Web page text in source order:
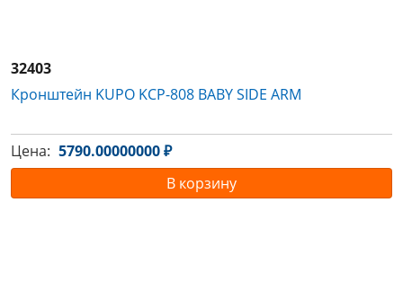
32403
Кронштейн KUPO KCP-808 BABY SIDE ARM
Цена: 5790.00000000 ₽
В корзину